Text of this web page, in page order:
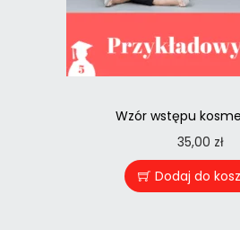
Wzór wstępu
35,00 zł
Dodaj do